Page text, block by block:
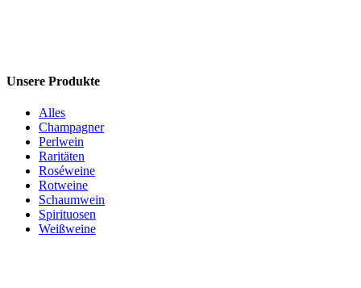
Unsere Produkte
Alles
Champagner
Perlwein
Raritäten
Roséweine
Rotweine
Schaumwein
Spirituosen
Weißweine